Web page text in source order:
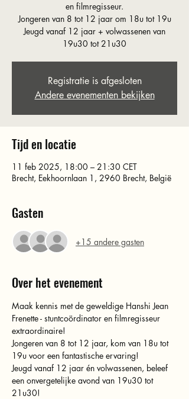
en filmregisseur.
Jongeren van 8 tot 12 jaar om 18u tot 19u
Jeugd vanaf 12 jaar + volwassenen van
19u30 tot 21u30
Registratie is afgesloten
Andere evenementen bekijken
Tijd en locatie
11 feb 2025, 18:00 – 21:30 CET
Brecht, Eekhoornlaan 1, 2960 Brecht, België
Gasten
+15 andere gasten
Over het evenement
Maak kennis met de geweldige Hanshi Jean
Frenette - stuntcoördinator en filmregisseur
extraordinaire!
Jongeren van 8 tot 12 jaar, kom van 18u tot
19u voor een fantastische ervaring!
Jeugd vanaf 12 jaar én volwassenen, beleef
een onvergetelijke avond van 19u30 tot
21u30!